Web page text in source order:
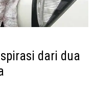
dari dua